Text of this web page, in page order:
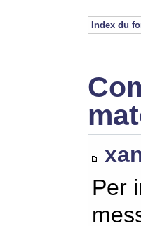
Index du
Per